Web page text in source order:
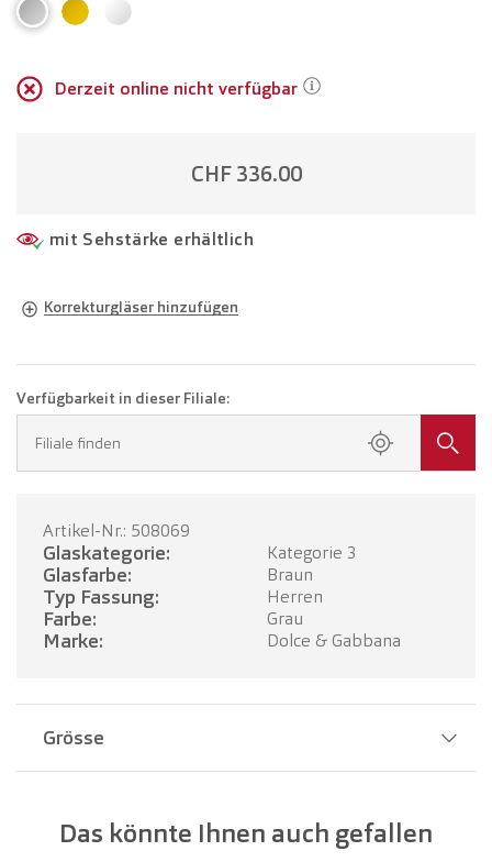
Derzeit online nicht verfügbar
CHF 336.00
mit Sehstärke erhältlich
Korrekturgläser hinzufügen
Brille mit Einstärkengläsern
TERMIN BUCHEN
Verfügbarkeit in dieser Filiale:
Filiale finden
Artikel-Nr.: 508069
Glaskategorie: Kategorie 3
Glasfarbe: Braun
Typ Fassung: Herren
Farbe: Grau
Marke: Dolce & Gabbana
Grösse
Glasbreite: 58 mm
Das könnte Ihnen auch gefallen